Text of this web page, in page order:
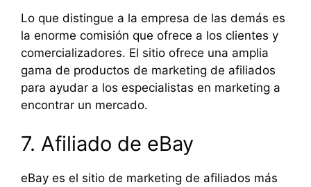
Lo que distingue a la empresa de las demás es
la enorme comisión que ofrece a los clientes y
comercializadores. El sitio ofrece una amplia
gama de productos de marketing de afiliados
para ayudar a los especialistas en marketing a
encontrar un mercado.
7. Afiliado de eBay
eBay es el sitio de marketing de afiliados más